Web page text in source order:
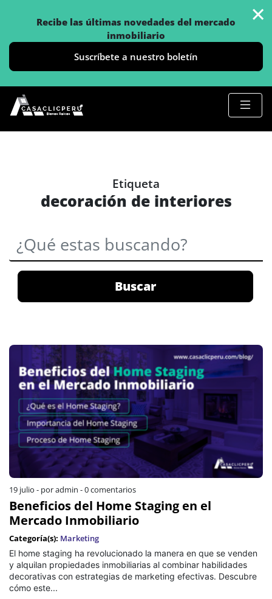
Recibe las últimas novedades del mercado
inmobiliario
Suscríbete a nuestro boletín
×
Etiqueta
decoración de interiores
Buscar
19 julio - por admin -0 comentarios
Beneficios del Home Staging en el
Mercado Inmobiliario
Categoría(s): Marketing
El home staging ha revolucionado la manera en que se venden
y alquilan propiedades inmobiliarias al combinar habilidades
decorativas con estrategias de marketing efectivas. Descubre
cómo este...